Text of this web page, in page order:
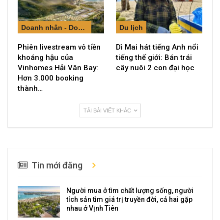
Doanh nhân - Doanh nghiệp
Phiên livestream vô tiền
khoáng hậu của
Vinhomes Hải Vân Bay:
Hơn 3.000 booking
thành…
Du lịch
Dì Mai hát tiếng Anh nổi
tiếng thế giới: Bán trái
cây nuôi 2 con đại học
TẢI BÀI VIẾT KHÁC
Tin mới đăng
Người mua ở tìm chất lượng sống, người
tích sản tìm giá trị truyền đời, cả hai gặp
nhau ở Vịnh Tiên